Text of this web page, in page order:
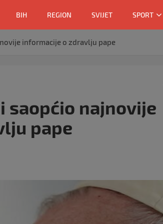
BIH REGION SVIJET SPORT
informacije o zdravlju pape
saopćio najnovije
pape